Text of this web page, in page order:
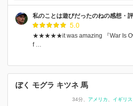
私のことは遊びだったのねの感想・
5.0
★★★★★it was amazing 『War Is
f …
ぼく モグラ キツネ 馬
34分 アメリカ
イギリス